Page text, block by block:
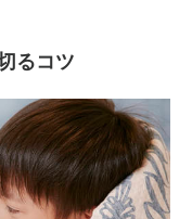
るコツ